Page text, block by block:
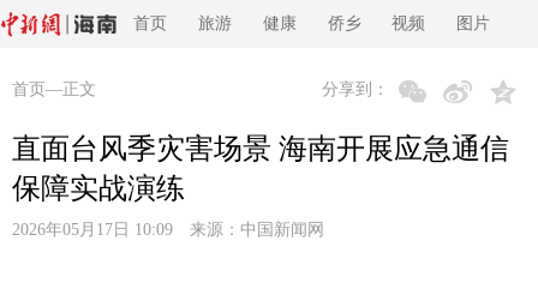
首页 旅游 健康 侨乡 视频 图片
首页 —正文 分享到：
直面台风季灾害场景 海南开展应急通信
保障实战演练
2026年05月17日 10:09 来源： 中国新闻网